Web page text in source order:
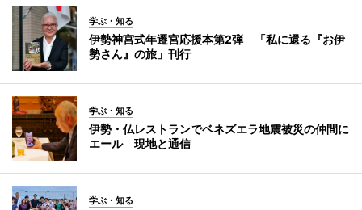
学ぶ・知る
伊勢神宮式年遷宮応援本第2弾 「私に還る『お伊
勢さん』の旅」刊行
学ぶ・知る
伊勢・仏レストランでベネズエラ地震被災の仲間に
エール 現地と通信
学ぶ・知る